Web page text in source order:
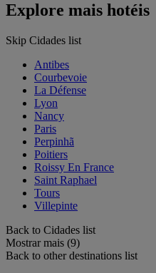
Explore mais hotéis
Skip Cidades list
Antibes
Courbevoie
La Défense
Lyon
Nancy
Paris
Perpinhã
Poitiers
Roissy En France
Saint Raphael
Tours
Villepinte
Back to Cidades list
Mostrar mais (9)
Back to other destinations list